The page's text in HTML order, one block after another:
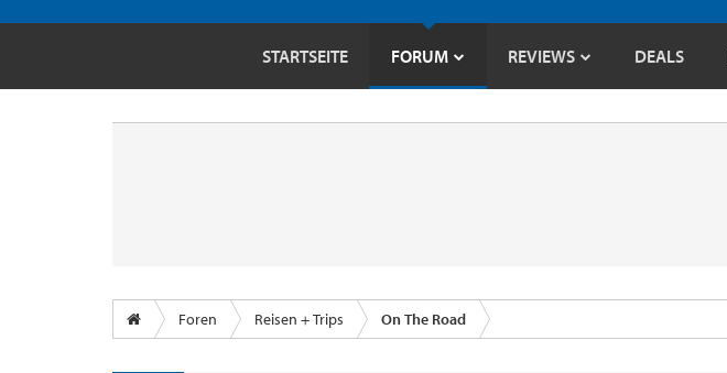
STARTSEITE FORUM REVIEWS DEALS
Foren Reisen + Trips On The Road